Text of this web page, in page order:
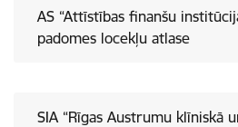
AS “Attīstības finanšu
padomes locekļu atlase
SIA “Rīgas Austrumu klīniskā